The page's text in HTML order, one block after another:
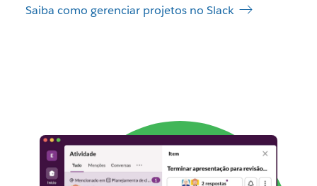
Saiba como gerenciar projetos no Slack